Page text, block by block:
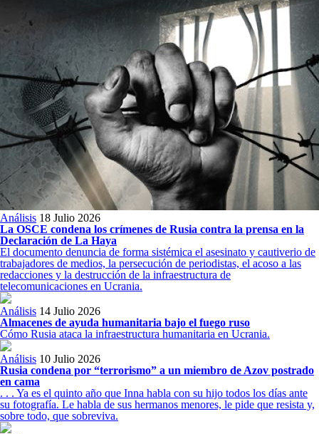
Análisis 18 Julio 2026
La OSCE condena los crímenes de Rusia contra la prensa en la
Declaración de La Haya
El documento denuncia de forma sistémica el asesinato y cautiverio de
trabajadores de medios, la persecución de periodistas, el acoso a las
redacciones y la destrucción de la infraestructura de
telecomunicaciones en Ucrania.
Análisis 14 Julio 2026
Almacenes de ayuda humanitaria bajo el fuego ruso
Cómo Rusia ataca la infraestructura humanitaria en Ucrania.
Análisis 10 Julio 2026
Rusia condena por “terrorismo” a un miembro de Azov postrado
en cama
. . . Ya es el quinto año que Inna habla con su hijo todos los días ante
su fotografía. Le habla de sus hermanos menores, le pide que resista y,
sobre todo, que sobreviva.